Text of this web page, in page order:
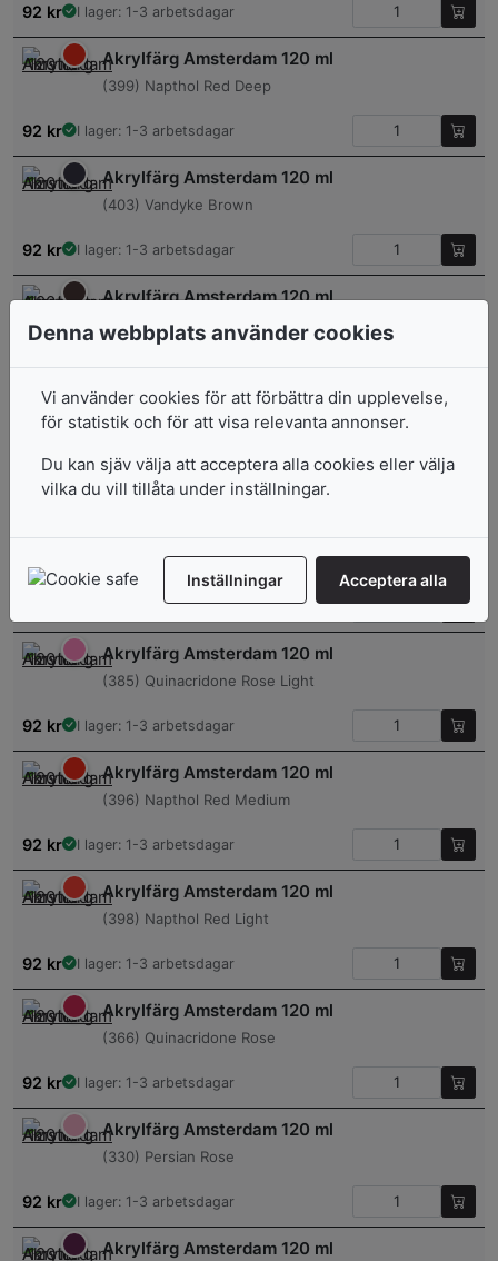
92 kr I lager: 1-3 arbetsdagar
Akrylfärg Amsterdam 120 ml
(399) Napthol Red Deep
92 kr I lager: 1-3 arbetsdagar
Akrylfärg Amsterdam 120 ml
(403) Vandyke Brown
92 kr I lager: 1-3 arbetsdagar
Akrylfärg Amsterdam 120 ml
(408) Raw Umber
92kr I lager: 1-3 arbetsdagar
Akrylfärg Amsterdam 120 ml
92kr I lager: 1-3 arbetsdagar
Akrylfärg Amsterdam 120 ml
(384) Reflex Rose
I lager: 1-3 arbetsdagar
Akrylfärg Amsterdam 120 ml
(385) Quinacridone Rose Light
92 kr I lager: 1-3 arbetsdagar
Akrylfärg Amsterdam 120 ml
(396) Napthol Red Medium
92 kr I lager: 1-3 arbetsdagar
Akrylfärg Amsterdam 120 ml
(398) Napthol Red Light
92 kr I lager: 1-3 arbetsdagar
Akrylfärg Amsterdam 120 ml
(366) Quinacridone Rose
92 kr I lager: 1-3 arbetsdagar
Akrylfärg Amsterdam 120 ml
(330) Persian Rose
92 kr I lager: 1-3 arbetsdagar
Akrylfärg Amsterdam 120 ml
Denna webbplats använder cookies
Vi använder cookies för att förbättra din upplevelse,
för statistik och för att visa relevanta annonser.
Du kan sjäv välja att acceptera alla cookies eller välja
vilka du vill tillåta under inställningar.
Inställningar Acceptera alla